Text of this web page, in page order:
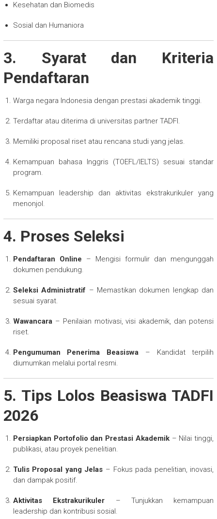
Kesehatan dan Biomedis
Sosial dan Humaniora
3. Syarat dan Kriteria
Pendaftaran
Warga negara Indonesia dengan prestasi akademik tinggi.
Terdaftar atau diterima di universitas partner TADFI.
Memiliki proposal riset atau rencana studi yang jelas.
Kemampuan bahasa Inggris (TOEFL/IELTS) sesuai standar
program.
Kemampuan leadership dan aktivitas ekstrakurikuler yang
menonjol.
4. Proses Seleksi
Pendaftaran Online – Mengisi formulir dan mengunggah
dokumen pendukung.
Seleksi Administratif – Memastikan dokumen lengkap dan
sesuai syarat.
Wawancara– Penilaian motivasi, visi akademik, dan potensi
riset.
Pengumuman Penerima Beasiswa – Kandidat terpilih
diumumkan melalui portal resmi.
5. Tips Lolos Beasiswa TADFI
2026
Persiapkan Portofolio dan Prestasi Akademik– Nilai tinggi,
publikasi, atau proyek penelitian.
Tulis Proposal yang Jelas – Fokus pada penelitian, inovasi,
dan dampak positif.
Aktivitas Ekstrakurikuler – Tunjukkan kemampuan
leadership dan kontribusi sosial.